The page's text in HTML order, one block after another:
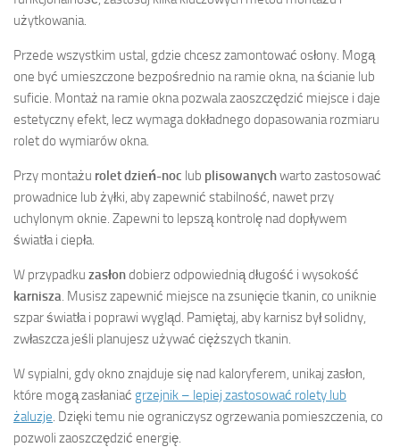
użytkowania.
Przede wszystkim ustal, gdzie chcesz zamontować osłony. Mogą
one być umieszczone bezpośrednio na ramie okna, na ścianie lub
suficie. Montaż na ramie okna pozwala zaoszczędzić miejsce i daje
estetyczny efekt, lecz wymaga dokładnego dopasowania rozmiaru
rolet do wymiarów okna.
Przy montażu rolet dzień-noc lub plisowanychwarto zastosować
prowadnice lub żyłki, aby zapewnić stabilność, nawet przy
uchylonym oknie. Zapewni to lepszą kontrolę nad dopływem
światła i ciepła.
W przypadku zasłondobierz odpowiednią długość i wysokość
karnisza . Musisz zapewnić miejsce na zsunięcie tkanin, co uniknie
szpar światła i poprawi wygląd. Pamiętaj, aby karnisz był solidny,
zwłaszcza jeśli planujesz używać cięższych tkanin.
W sypialni, gdy okno znajduje się nad kaloryferem, unikaj zasłon,
które mogą zasłaniać grzejnik – lepiej zastosować rolety lub
żaluzje . Dzięki temu nie ograniczysz ogrzewania pomieszczenia, co
pozwoli zaoszczędzić energię.